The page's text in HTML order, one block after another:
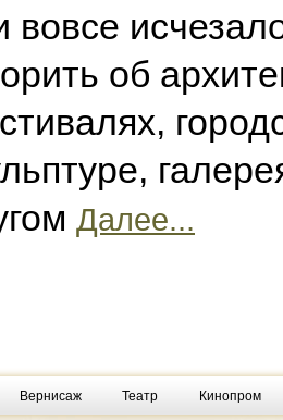
вовсе
об
Далее...
Вернисаж Театр Кинопром